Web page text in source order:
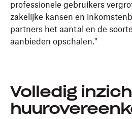
professionele gebruikers
zakelijke kansen en
partners het aantal en de
aanbieden opschalen."
Volledig